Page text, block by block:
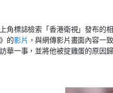
上角標誌檢索「香港衛視」發布的
的影片 ，與網傳影片畫面內容一
訪華一事， 並將他被掟雞蛋的原因歸